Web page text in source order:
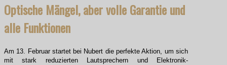
Optische Mängel, aber volle Garantie und
alle Funktionen
Am 13. Februar startet bei Nubert die perfekte Aktion, um sich
mit stark reduzierten Lautsprechern und Elektronik-